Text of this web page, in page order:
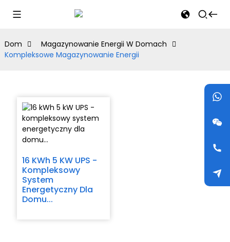
Dom
Magazynowanie Energii W Domach
Kompleksowe Magazynowanie Energii
16 KWh 5 KW UPS -
Kompleksowy
System
Energetyczny Dla
Domu...